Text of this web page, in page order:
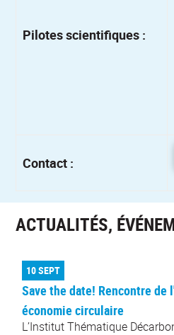
Pilotes scientifiques :
Contact :
ACTUALITÉS,
10 SEPT
Save the date! Rencontre de
économie circulaire
L’Institut Thématique